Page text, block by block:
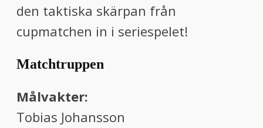
den taktiska skärpan från
cupmatchen in i seriespelet!
Matchtruppen
Målvakter:
Tobias Johansson